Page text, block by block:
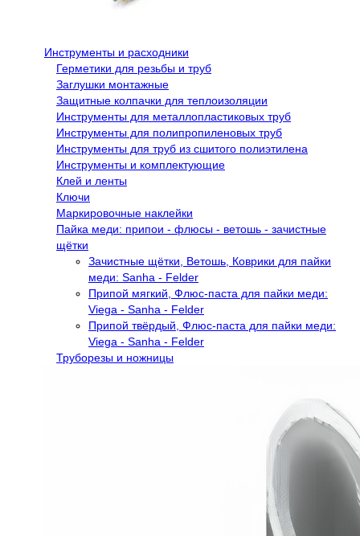
Инструменты и расходники
Герметики для резьбы и труб
Заглушки монтажные
Защитные колпачки для теплоизоляции
Инструменты для металлопластиковых труб
Инструменты для полипропиленовых труб
Инструменты для труб из сшитого полиэтилена
Инструменты и комплектующие
Клей и ленты
Ключи
Маркировочные наклейки
Пайка меди: припои - флюсы - ветошь - зачистные
щётки
Зачистные щётки, Ветошь, Коврики для пайки
меди: Sanha - Felder
Припой мягкий, Флюс-паста для пайки меди:
Viega - Sanha - Felder
Припой твёрдый, Флюс-паста для пайки меди:
Viega - Sanha - Felder
Труборезы и ножницы